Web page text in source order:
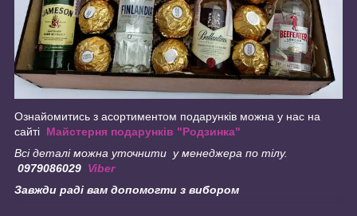
Ознайомитись з асортиментом подарунків можна у нас на
сайті Майстерня подарунків "Родзинка"
Всі деталі можна уточнити у менеджера по тілу.
0979086029 Viber
Завжди раді вам допомогти з вибором